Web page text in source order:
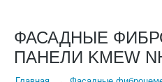
ФАСАДНЫЕ
ПАНЕЛИ KMEW